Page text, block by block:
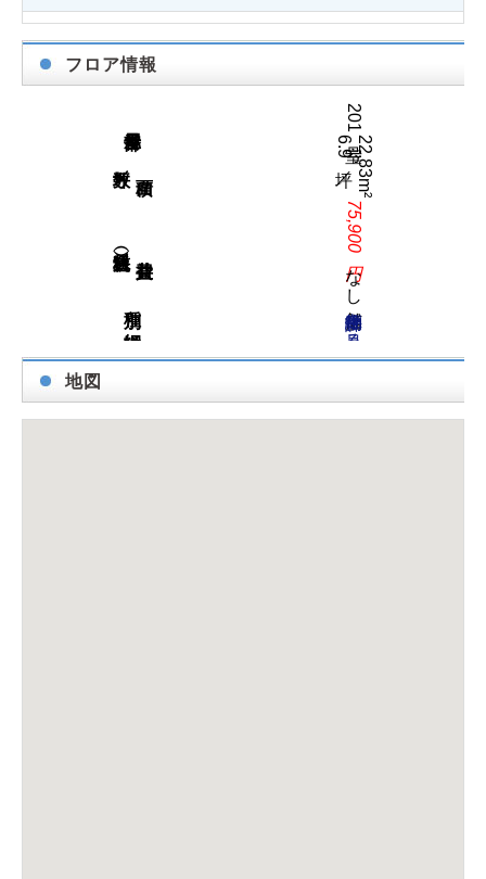
フロア情報
坪数／
賃料（税込）／
201号室
6.9坪／22.83m²
75,900円
なし
物件詳細を見る
地図